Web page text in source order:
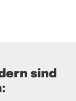
sind